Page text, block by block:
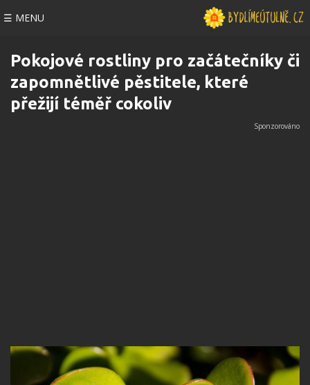
☰ MENU
Pokojové rostliny pro začátečníky či
zapomnětlivé pěstitele, které
přežijí téměř cokoliv